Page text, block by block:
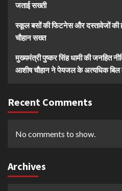
जताई सख्ती
स्कूल बसों की फिटनेस और दस्तावेजों की
चौहान सख्त
मुख्यमंत्री पुष्कर सिंह धामी की जनहित
आशीष चौहान ने पेयजल के अत्यधिक बिल
Recent Comments
No comments to show.
Archives